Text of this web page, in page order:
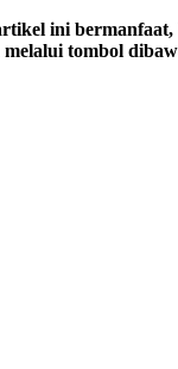
ini
melalui tombol